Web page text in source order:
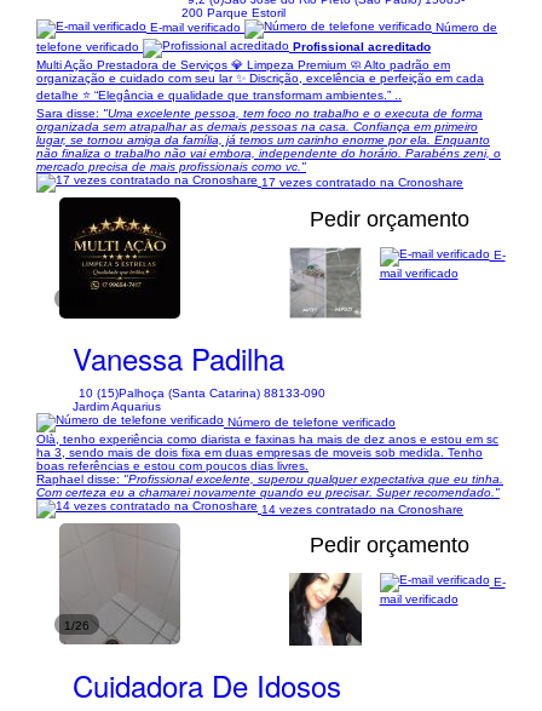
200 Parque Estoril
E-mail verificado
Número de
telefone verificado
Profissional acreditado
Multi Ação Prestadora de Serviços 💎 Limpeza Premium 🧼 Alto padrão em
organização e cuidado com seu lar ✨ Discrição, excelência e perfeição em cada
detalhe ⭐ “Elegância e qualidade que transformam ambientes.” ..
Sara disse: "Uma excelente pessoa, tem foco no trabalho e o executa de forma
organizada sem atrapalhar as demais pessoas na casa. Confiança em primeiro
lugar, se tornou amiga da família, já temos um carinho enorme por ela. Enquanto
não finaliza o trabalho não vai embora, independente do horário. Parabéns zeni, o
mercado precisa de mais profissionais como vc."
17 vezes contratado na Cronoshare
Pedir orçamento
Vanessa Padilha
10 (15)Palhoça (Santa Catarina) 88133-090
Jardim Aquarius
E-
mail verificado
Número de telefone verificado
Olà, tenho experiência como diarista e faxinas ha mais de dez anos e estou em sc
ha 3, sendo mais de dois fixa em duas empresas de moveis sob medida. Tenho
boas referências e estou com poucos dias livres.
Raphael disse: "Profissional excelente, superou qualquer expectativa que eu tinha.
Com certeza eu a chamarei novamente quando eu precisar. Super recomendado."
14 vezes contratado na Cronoshare
1/26
Pedir orçamento
Cuidadora De Idosos
E-
mail verificado